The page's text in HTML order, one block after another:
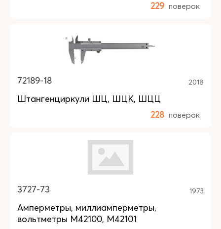
229 поверок
72189-18 2018
Штангенциркули ШЦ, ШЦК, ШЦЦ
228 поверок
3727-73 1973
Амперметры, миллиамперметры,
вольтметры М42100, М42101